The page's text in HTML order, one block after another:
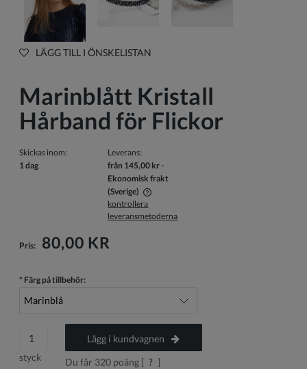
LÄGG TILL I ÖNSKELISTAN
Marinblått Kristall
Hårband för Flickor
Skickas inom:
1 dag
Leverans:
från 145,00 kr-
Ekonomisk frakt
(Sverige)
Priset inkluderar inte eventuella betalningskostnader
kontrollera
leveransmetoderna
Pris: 80,00 KR
* Färg på tillbehör:
styck
Lägg i kundvagnen
Du får 320poäng [ ? ]